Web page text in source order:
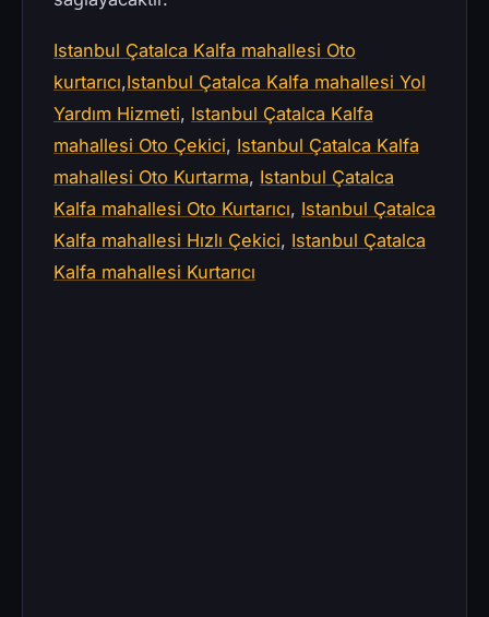
Istanbul Çatalca Kalfa mahallesi Oto
kurtarıcı,Istanbul Çatalca Kalfa mahallesi Yol
Yardım Hizmeti, Istanbul Çatalca Kalfa
mahallesi Oto Çekici, Istanbul Çatalca Kalfa
mahallesi Oto Kurtarma, Istanbul Çatalca
Kalfa mahallesi Oto Kurtarıcı, Istanbul Çatalca
Kalfa mahallesi Hızlı Çekici, Istanbul Çatalca
Kalfa mahallesi Kurtarıcı